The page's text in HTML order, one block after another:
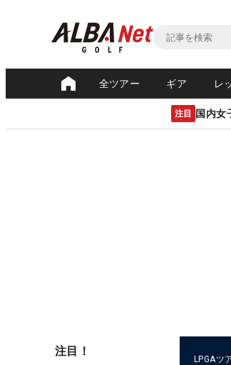
全ツアー ギア レ
注目 国内女
注目！
LPGAツ